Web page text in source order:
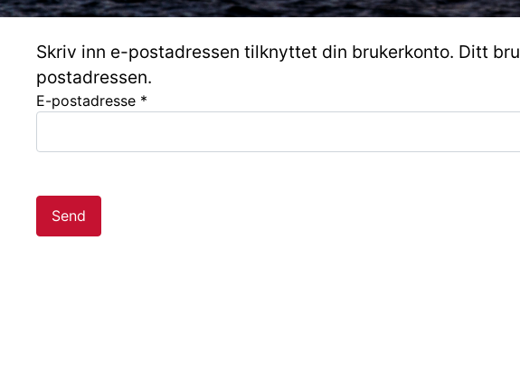
Skriv inn e-postadressen tilknyttet din brukerkonto. Ditt
postadressen.
E-postadresse *
Send